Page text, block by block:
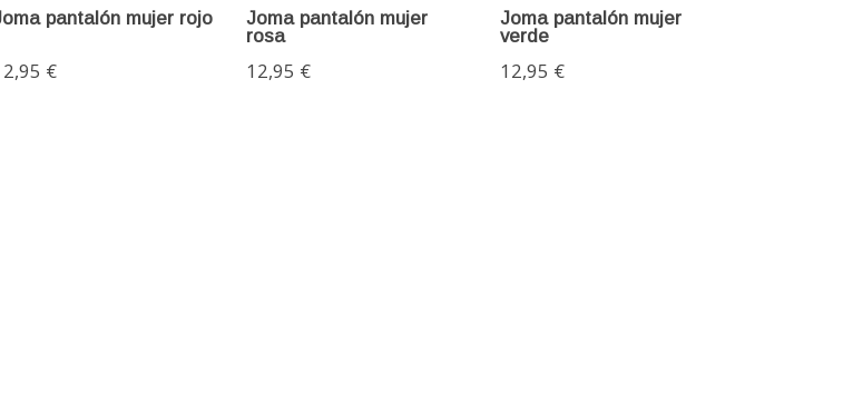
pantalón mujer rojo
€
Joma pantalón mujer
rosa
12,95 €
Joma pantalón mujer
verde
12,95 €